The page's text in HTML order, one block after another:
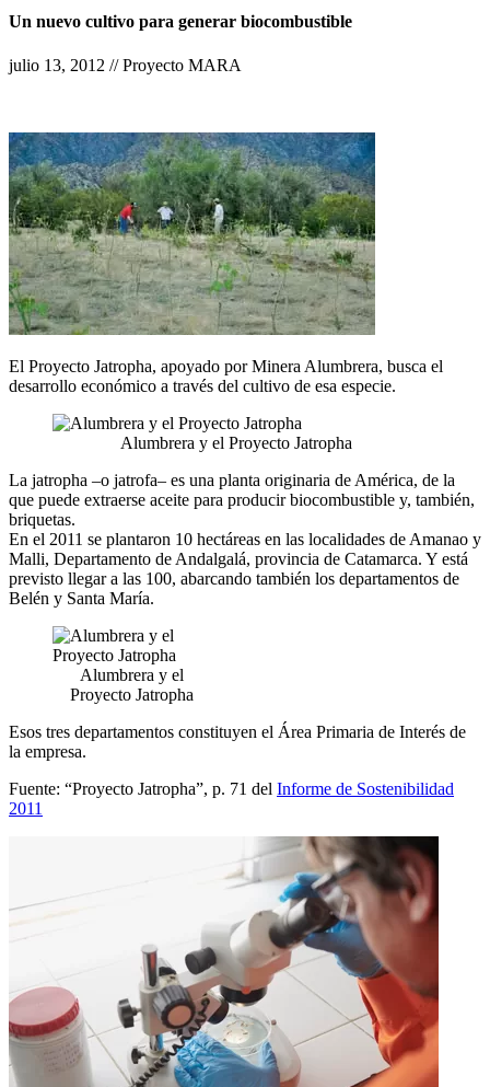
Un nuevo cultivo para generar biocombustible
julio 13, 2012 // Proyecto MARA
El Proyecto Jatropha, apoyado por Minera Alumbrera, busca el
desarrollo económico a través del cultivo de esa especie.
Alumbrera y el Proyecto Jatropha
La jatropha –o jatrofa– es una planta originaria de América, de la
que puede extraerse aceite para producir biocombustible y, también,
briquetas.
En el 2011 se plantaron 10 hectáreas en las localidades de Amanao y
Malli, Departamento de Andalgalá, provincia de Catamarca. Y está
previsto llegar a las 100, abarcando también los departamentos de
Belén y Santa María.
Alumbrera y el
Proyecto Jatropha
Esos tres departamentos constituyen el Área Primaria de Interés de
la empresa.
Fuente: “Proyecto Jatropha”, p. 71 del Informe de Sostenibilidad
2011